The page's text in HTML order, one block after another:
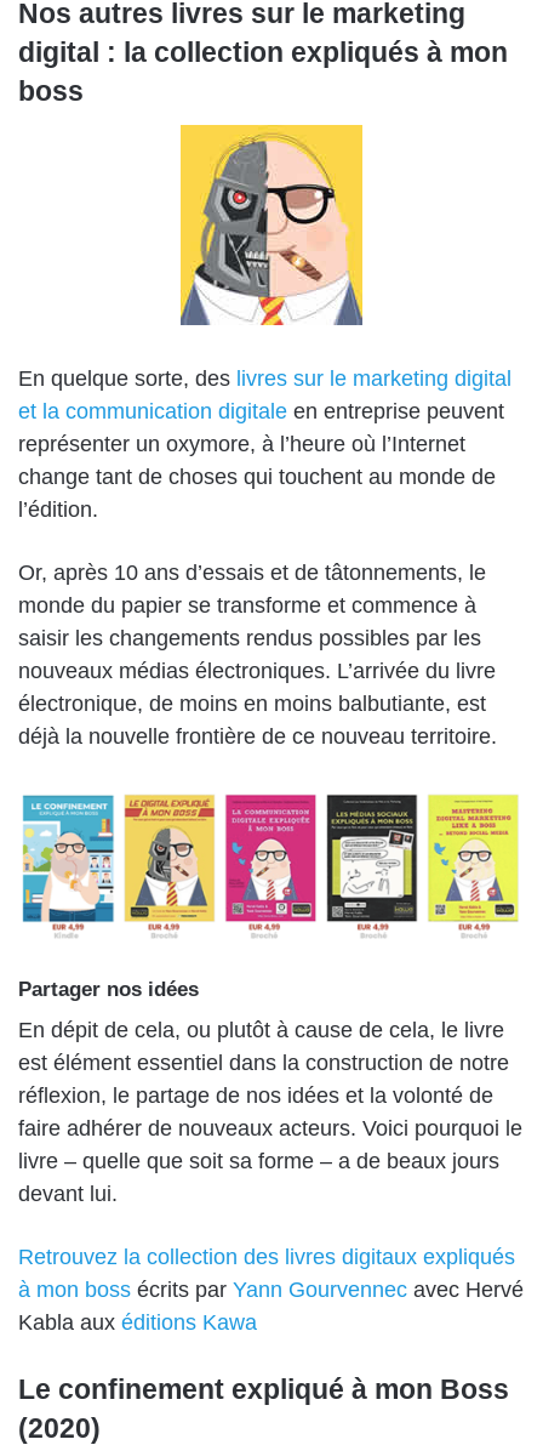
Nos autres livres sur le marketing
digital : la collection expliqués à mon
boss
En quelque sorte, des livres sur le marketing digital
et la communication digitale en entreprise peuvent
représenter un oxymore, à l’heure où l’Internet
change tant de choses qui touchent au monde de
l’édition.
Or, après 10 ans d’essais et de tâtonnements, le
monde du papier se transforme et commence à
saisir les changements rendus possibles par les
nouveaux médias électroniques. L’arrivée du livre
électronique, de moins en moins balbutiante, est
déjà la nouvelle frontière de ce nouveau territoire.
Partager nos idées
En dépit de cela, ou plutôt à cause de cela, le livre
est élément essentiel dans la construction de notre
réflexion, le partage de nos idées et la volonté de
faire adhérer de nouveaux acteurs. Voici pourquoi le
livre – quelle que soit sa forme – a de beaux jours
devant lui.
Retrouvez la collection des livres digitaux expliqués
à mon boss écrits par Yann Gourvennec avec Hervé
Kabla aux éditions Kawa
Le confinement expliqué à mon Boss
(2020)